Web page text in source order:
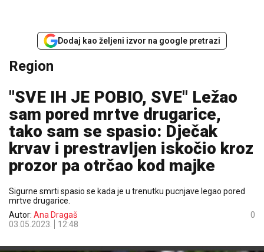
Dodaj kao željeni izvor na google pretrazi
Region
"SVE IH JE POBIO, SVE" Ležao
sam pored mrtve drugarice,
tako sam se spasio: Dječak
krvav i prestravljen iskočio kroz
prozor pa otrčao kod majke
Sigurne smrti spasio se kada je u trenutku pucnjave legao pored
mrtve drugarice.
Autor: Ana Dragaš
03.05.2023.
12:48
0